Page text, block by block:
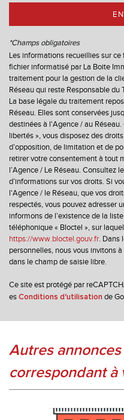
Bibliothèque
Bureau de poste
Mairie
statistiques
Nombre d'habitants
Propriétaires (vs.
Taxe habitation
Taxe foncière
Habitants de moins de 25
Habitants de 25 à 55 ans
Habitants de plus de 55
Familles sans enfant
Appartements
Familles avec 3 enfants
*Champs obligatoires
Les informations recueillies sur
fichier informatisé par La Boite
traitement pour la gestion de la
Réseau qui reste Responsable
La base légale du traitement
Réseau. Elles sont conservées
destinées à l'Agence / au
libertés », vous disposez des
d’opposition, de limitation et de
retirer votre consentement à tout
l’Agence / Le Réseau. Consultez
d’informations sur vos droits. Si
l'Agence / le Réseau, que vos
respectés, vous pouvez adresser
informons de l’existence de la
téléphonique « Bloctel », sur
https://www.bloctel.gouv.fr. Dans
personnelles, nous vous invitons
dans le champ de saisie libre.
Ce site est protégé par
es Conditions d'utilisation de
autres annonces immobilières
correspondant à